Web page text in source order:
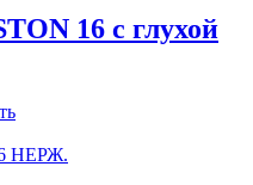
16 с глухой